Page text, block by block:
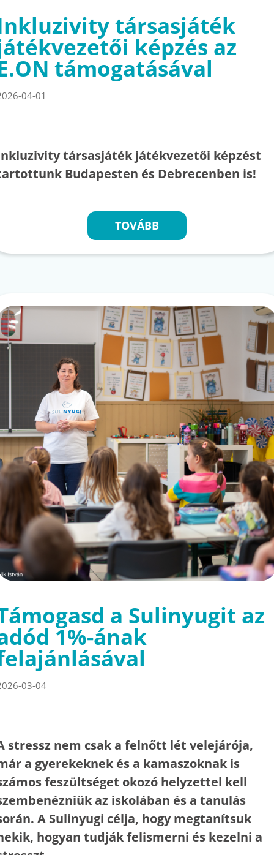
társasjáték
képzés az
támogatásával
04-01
társasjáték játékvezetői képzést
Budapesten és Debrecenben is!
TOVÁBB
a Sulinyugit az
1%-ának
03-04
stressz nem csak a felnőtt lét velejárója,
a gyerekeknek és a kamaszoknak is
feszültséget okozó helyzettel kell
az iskolában és a tanulás
A Sulinyugi célja, hogy megtanítsuk
hogyan tudják felismerni és kezelni a